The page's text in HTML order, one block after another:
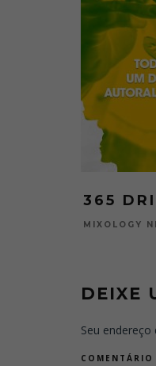
365
MIXOLOGY
DEIXE
Seu
COMENTÁRIO